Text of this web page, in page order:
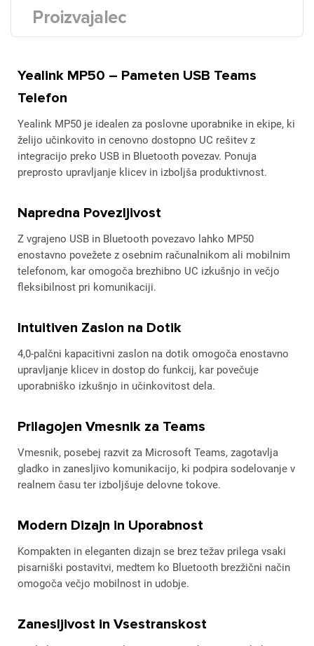
Proizvajalec
Yealink MP50 – Pameten USB Teams
Telefon
Yealink MP50 je idealen za poslovne uporabnike in ekipe, ki
želijo učinkovito in cenovno dostopno UC rešitev z
integracijo preko USB in Bluetooth povezav. Ponuja
preprosto upravljanje klicev in izboljša produktivnost.
Napredna Povezljivost
Z vgrajeno USB in Bluetooth povezavo lahko MP50
enostavno povežete z osebnim računalnikom ali mobilnim
telefonom, kar omogoča brezhibno UC izkušnjo in večjo
fleksibilnost pri komunikaciji.
Intuitiven Zaslon na Dotik
4,0-palčni kapacitivni zaslon na dotik omogoča enostavno
upravljanje klicev in dostop do funkcij, kar povečuje
uporabniško izkušnjo in učinkovitost dela.
Prilagojen Vmesnik za Teams
Vmesnik, posebej razvit za Microsoft Teams, zagotavlja
gladko in zanesljivo komunikacijo, ki podpira sodelovanje v
realnem času ter izboljšuje delovne tokove.
Modern Dizajn in Uporabnost
Kompakten in eleganten dizajn se brez težav prilega vsaki
pisarniški postavitvi, medtem ko Bluetooth brezžični način
omogoča večjo mobilnost in udobje.
Zanesljivost in Vsestranskost